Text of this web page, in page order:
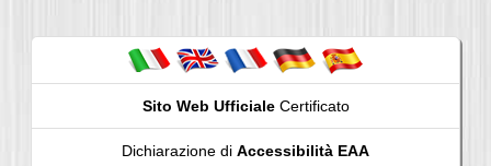
Sito Web UfficialeCertificato
Dichiarazione di Accessibilità EAA